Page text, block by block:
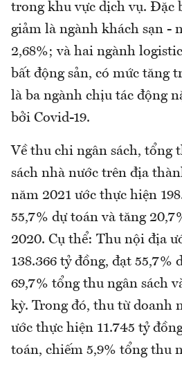
trong khu vực dịch vụ. Đặc
giảm là ngành khách sạn -
2,68%; và hai ngành
bất động sản, có mức tăng
là ba ngành chịu tác động
bởi Covid-19.
Về thu chi ngân sách, tổng
sách nhà nước trên địa
năm 2021 ước thực hiện
55,7% dự toán và tăng
2020. Cụ thể: Thu nội địa
138.366 tỷ đồng, đạt 55,7%
69,7% tổng thu ngân sách
kỳ. Trong đó, thu từ doanh
ước thực hiện 11.745 tỷ
toán, chiếm 5,9% tổng thu